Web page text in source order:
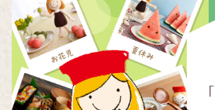
MC ：藤井隆 進行：吉竹史 ナレーター